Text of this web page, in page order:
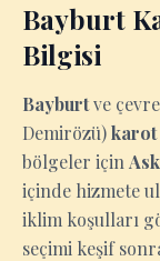
Bayburt
Bilgisi
Bayburtve
Demirözü)karot
bölgeler için
içinde hizmete
iklim koşulları
seçimi keşif